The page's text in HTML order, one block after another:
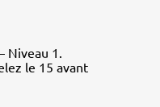
Niveau 1.
le 15 avant